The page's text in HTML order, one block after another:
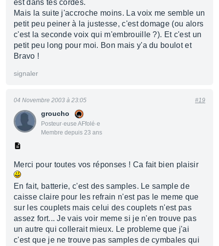
est dans tes cordes.
Mais la suite j'accroche moins. La voix me semble un
petit peu peiner à la justesse, c'est domage (ou alors
c'est la seconde voix qui m'embrouille ?). Et c'est un
petit peu long pour moi. Bon mais y'a du boulot et
Bravo !
signaler
groucho
Posteur·euse AFfolé·e
Membre depuis 23 ans
04 Novembre 2003 à 23:05 #19
Merci pour toutes vos réponses ! Ca fait bien plaisir
En fait, batterie, c'est des samples. Le sample de
caisse claire pour les refrain n'est pas le meme que
sur les couplets mais celui des couplets n'est pas
assez fort... Je vais voir meme si je n'en trouve pas
un autre qui collerait mieux. Le probleme que j'ai
c'est que je ne trouve pas samples de cymbales qui